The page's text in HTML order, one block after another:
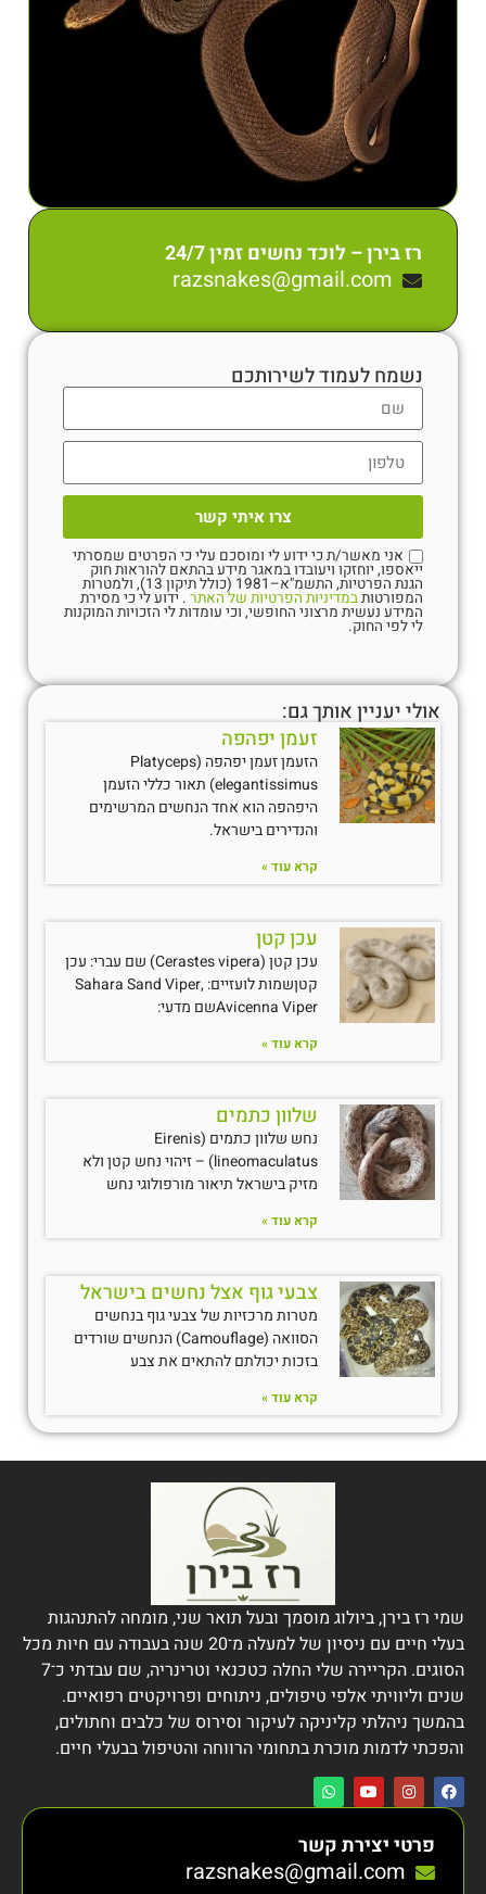
רז בירן – לוכד נחשים זמין 24/7
razsnakes@gmail.com
נשמח לעמוד לשירותכם
אני מאשר/ת כי ידוע לי ומוסכם עלי כי הפרטים שמסרתי
ייאספו, יוחזקו ויעובדו במאגר מידע בהתאם להוראות חוק
הגנת הפרטיות, התשמ"א–1981 (כולל תיקון 13), ולמטרות
המפורטותבמדיניות הפרטיות של האתר . ידוע לי כי מסירת
המידע נעשית מרצוני החופשי, וכי עומדות לי הזכויות המוקנות
לי לפי החוק.
צרו איתי קשר
אולי יעניין אותך גם:
זעמן יפהפה
הזעמן זעמן יפהפה (Platyceps
elegantissimus) תאור כללי הזעמן
היפהפה הוא אחד הנחשים המרשימים
והנדירים בישראל.
קרא עוד »
עכן קטן
עכן קטן (Cerastes vipera) שם עברי: עכן
קטןשמות לועזיים: Sahara Sand Viper,
Avicenna Viperשם מדעי:
קרא עוד »
שלוון כתמים
נחש שלוון כתמים (Eirenis
lineomaculatus) – זיהוי נחש קטן ולא
מזיק בישראל תיאור מורפולוגי נחש
קרא עוד »
צבעי גוף אצל נחשים בישראל
מטרות מרכזיות של צבעי גוף בנחשים
הסוואה (Camouflage) הנחשים שורדים
בזכות יכולתם להתאים את צבע
קרא עוד »
שמי רז בירן, ביולוג מוסמך ובעל תואר שני, מומחה להתנהגות
בעלי חיים עם ניסיון של למעלה מ־20 שנה בעבודה עם חיות מכל
הסוגים. הקריירה שלי החלה כטכנאי וטרינריה, שם עבדתי כ־7
שנים וליוויתי אלפי טיפולים, ניתוחים ופרויקטים רפואיים.
בהמשך ניהלתי קליניקה לעיקור וסירוס של כלבים וחתולים,
והפכתי לדמות מוכרת בתחומי הרווחה והטיפול בבעלי חיים.
פרטי יצירת קשר
razsnakes@gmail.com